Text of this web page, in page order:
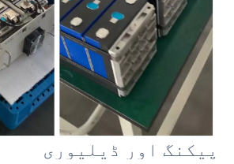
پیکنگ اور ڈیلیوری